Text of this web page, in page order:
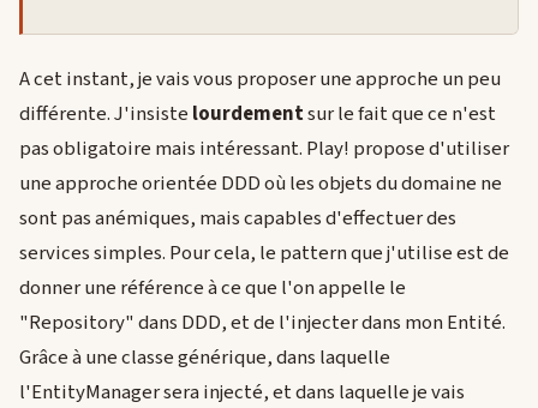
A cet instant, je vais vous proposer une approche un peu
différente. J'insiste lourdementsur le fait que ce n'est
pas obligatoire mais intéressant. Play! propose d'utiliser
une approche orientée DDD où les objets du domaine ne
sont pas anémiques, mais capables d'effectuer des
services simples. Pour cela, le pattern que j'utilise est de
donner une référence à ce que l'on appelle le
"Repository" dans DDD, et de l'injecter dans mon Entité.
Grâce à une classe générique, dans laquelle
l'EntityManager sera injecté, et dans laquelle je vais